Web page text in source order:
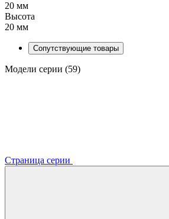
20 мм
Высота
20 мм
Сопутствующие товары
Модели серии (59)
Страница серии